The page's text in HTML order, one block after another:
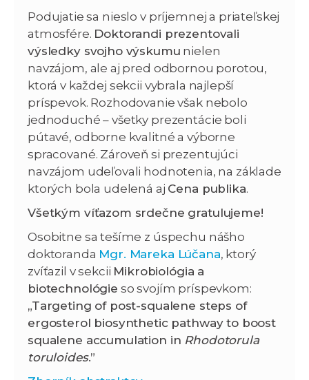
Podujatie sa nieslo v príjemnej a priateľskej
atmosfére. Doktorandi prezentovali
výsledky svojho výskumu nielen
navzájom, ale aj pred odbornou porotou,
ktorá v každej sekcii vybrala najlepší
príspevok. Rozhodovanie však nebolo
jednoduché – všetky prezentácie boli
pútavé, odborne kvalitné a výborne
spracované. Zároveň si prezentujúci
navzájom udeľovali hodnotenia, na základe
ktorých bola udelená aj Cena publika.
Všetkým víťazom srdečne gratulujeme!
Osobitne sa tešíme z úspechu nášho
doktoranda Mgr. Mareka Lúčana, ktorý
zvíťazil v sekcii Mikrobiológia a
biotechnológie so svojím príspevkom:
„Targeting of post-squalene steps of
ergosterol biosynthetic pathway to boost
squalene accumulation in Rhodotorula
toruloides.”